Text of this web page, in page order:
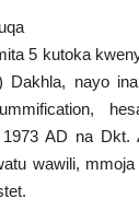
5 kutoka
Dakhla, nayo
AD na Dkt.
wawili,